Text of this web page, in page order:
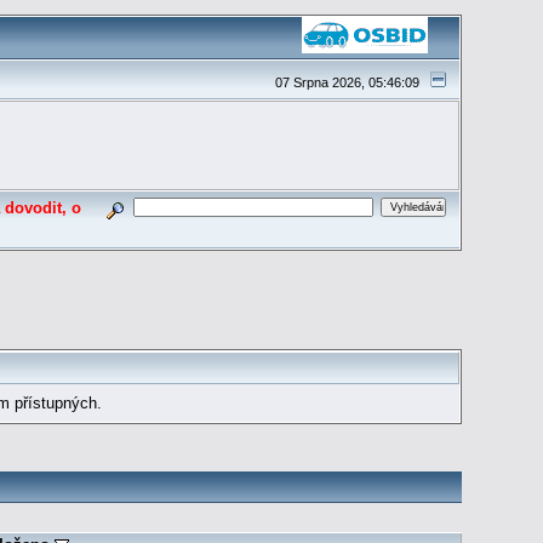
07 Srpna 2026, 05:46:09
dovodit, o
přístupných.